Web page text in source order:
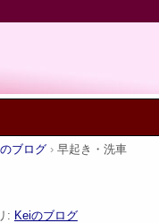
ブログ 早起き・洗車
: Keiのブログ